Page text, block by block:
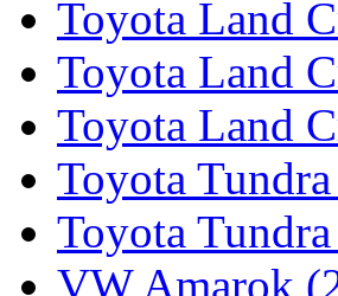
Toyota Land
Toyota Land
Toyota Land
Toyota
Toyota
VW Amarok